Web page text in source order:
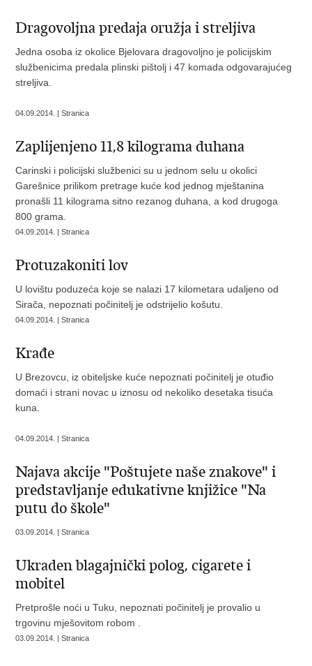
Dragovoljna predaja oružja i streljiva
Jedna osoba iz okolice Bjelovara dragovoljno je policijskim
službenicima predala plinski pištolj i 47 komada odgovarajućeg
streljiva.
04.09.2014. | Stranica
Zaplijenjeno 11,8 kilograma duhana
Carinski i policijski službenici su u jednom selu u okolici
Garešnice prilikom pretrage kuće kod jednog mještanina
pronašli 11 kilograma sitno rezanog duhana, a kod drugoga
800 grama.
04.09.2014. | Stranica
Protuzakoniti lov
U lovištu poduzeća koje se nalazi 17 kilometara udaljeno od
Sirača, nepoznati počinitelj je odstrijelio košutu.
04.09.2014. | Stranica
Krađe
U Brezovcu, iz obiteljske kuće nepoznati počinitelj je otuđio
domaći i strani novac u iznosu od nekoliko desetaka tisuća
kuna.
04.09.2014. | Stranica
Najava akcije "Poštujete naše znakove" i
predstavljanje edukativne knjižice "Na
putu do škole"
03.09.2014. | Stranica
Ukraden blagajnički polog, cigarete i
mobitel
Pretprošle noći u Tuku, nepoznati počinitelj je provalio u
trgovinu mješovitom robom .
03.09.2014. | Stranica